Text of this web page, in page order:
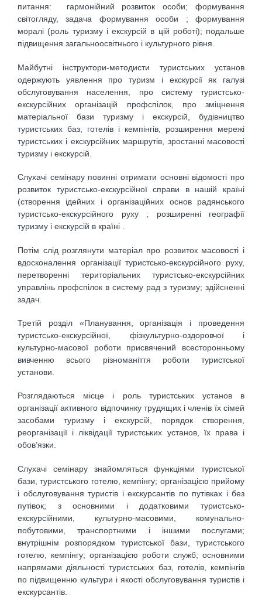
питання: гармонійний розвиток особи; формування
світогляду, задача формування особи ; формування
моралі (роль туризму і екскурсій в цій роботі); подальше
підвищення загальноосвітнього і культурного рівня.
Майбутні інструктори-методисти туристських установ
одержують уявлення про туризм і екскурсії як галузі
обслуговування населення, про систему туристсько-
екскурсійних організацій профспілок, про зміцнення
матеріальної бази туризму і екскурсій, будівництво
туристських баз, готелів і кемпінгів, розширення мережі
туристських і екскурсійних маршрутів, зростанні масовості
туризму і екскурсій.
Слухачі семінару повинні отримати основні відомості про
розвиток туристсько-екскурсійної справи в нашій країні
(створення ідейних і організаційних основ радянського
туристсько-екскурсійного руху ; розширенні географії
туризму і екскурсій в країні .
Потім слід розглянути матеріал про розвиток масовості і
вдосконалення організації туристсько-екскурсійного руху,
перетворенні територіальних туристсько-екскурсійних
управлінь профспілок в систему рад з туризму; здійсненні
задач.
Третій розділ «Планування, організація і проведення
туристсько-екскурсійної, фізкультурно-оздоровчої і
культурно-масової роботи присвячений всесторонньому
вивченню всього різноманіття роботи туристської
установи.
Розглядаються місце і роль туристських установ в
організації активного відпочинку трудящих і членів їх сімей
засобами туризму і екскурсій, порядок створення,
реорганізації і ліквідації туристських установ, їх права і
обов’язки.
Слухачі семінару знайомляться функціями туристської
бази, туристського готелю, кемпінгу; організацією прийому
і обслуговування туристів і екскурсантів по путівках і без
путівок; з основними і додатковими туристсько-
екскурсійними, культурно-масовими, комунально-
побутовими, транспортними і іншими послугами;
внутрішнім розпорядком туристської бази, туристського
готелю, кемпінгу; організацією роботи служб; основними
напрямами діяльності туристських баз, готелів, кемпінгів
по підвищенню культури і якості обслуговування туристів і
екскурсантів.